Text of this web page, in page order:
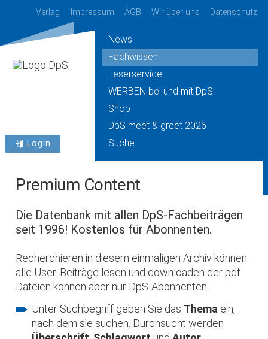
Verlag Impressum AGB Wir über uns Datenschutz
Login
News
Fachwissen
Leserservice
WERBEN bei und mit DpS
Shop
DpS meet & greet 2026
Suche
Premium Content
Die Datenbank mit allen DpS-Fachbeiträgen
seit 1996! Kostenlos für Abonnenten.
Recherchieren in diesem einmaligen Archiv können
alle User. Beiträge lesen und downloaden der pdf-
Dateien können aber nur DpS-Abonnenten.
Unter Suchbegriff geben Sie das Thema ein,
nach dem sie suchen. Durchsucht werden